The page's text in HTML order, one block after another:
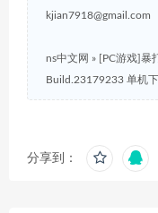
kjian7918@gmail.com
ns中文网 » [PC游戏]暴
Build.23179233 单机
分享到：